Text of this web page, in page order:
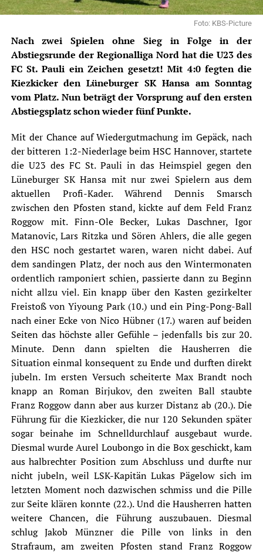
Foto: KBS-Picture
Nach zwei Spielen ohne Sieg in Folge in der
Abstiegsrunde der Regionalliga Nord hat die U23 des
FC St. Pauli ein Zeichen gesetzt! Mit 4:0 fegten die
Kiezkicker den Lüneburger SK Hansa am Sonntag
vom Platz. Nun beträgt der Vorsprung auf den ersten
Abstiegsplatz schon wieder fünf Punkte.
Mit der Chance auf Wiedergutmachung im Gepäck, nach
der bitteren 1:2-Niederlage beim HSC Hannover, startete
die U23 des FC St. Pauli in das Heimspiel gegen den
Lüneburger SKHansa mit nur zwei Spielern aus dem
aktuellen Profi-Kader. Während Dennis Smarsch
zwischen den Pfosten stand, kickte auf dem Feld Franz
Roggow mit. Finn-Ole Becker, Lukas Daschner, Igor
Matanovic, Lars Ritzka und Sören Ahlers, die alle gegen
den HSC noch gestartet waren, waren nicht dabei. Auf
dem sandingen Platz, der noch aus den Wintermonaten
ordentlich ramponiert schien, passierte dann zu Beginn
nicht allzu viel. Ein knapp über den Kasten gezirkelter
Freistoß von Yiyoung Park (10.) und ein Ping-Pong-Ball
nach einer Ecke von Nico Hübner (17.) waren auf beiden
Seiten das höchste aller Gefühle – jedenfalls bis zur 20.
Minute. Denn dann spielten die Hausherren die
Situation einmal konsequent zu Ende und durften direkt
jubeln. Im ersten Versuch scheiterte Max Brandt noch
knapp an Roman Birjukov, den zweiten Ball staubte
Franz Roggow dann aber aus kurzer Distanz ab (20.). Die
Führung für die Kiezkicker, die nur 120 Sekunden später
sogar beinahe im Schnelldurchlauf ausgebaut wurde.
Diesmal wurde Aurel Loubongo in die Box geschickt, kam
aus halbrechter Position zum Abschluss und durfte nur
nicht jubeln, weil LSK-Kapitän Lukas Pägelow sich im
letzten Moment noch dazwischen schmiss und die Pille
zur Seite klären konnte (22.). Und die Hausherren hatten
weitere Chancen, die Führung auszubauen. Diesmal
schlug Jakob Münzner die Pille von links in den
Strafraum, am zweiten Pfosten stand Franz Roggow